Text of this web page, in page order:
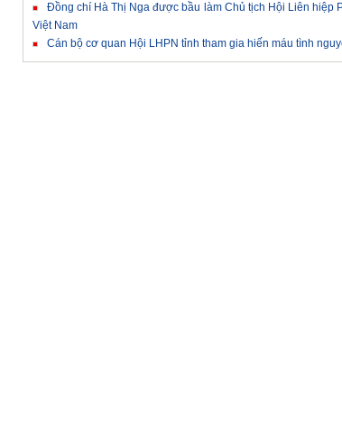
Đồng chí Hà Thị Nga được bầu làm Chủ tịch Hội Liên hiệp
Việt Nam
Cán bộ cơ quan Hội LHPN tỉnh tham gia hiến máu tình